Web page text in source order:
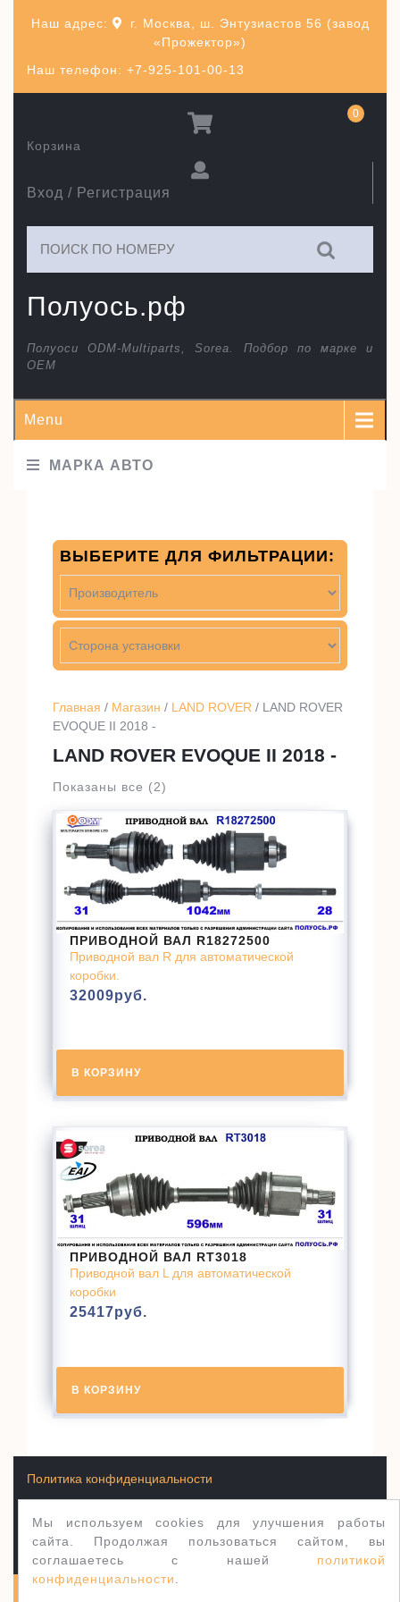
Наш телефон: +7-925-101-00-13
Наш адрес:
г. Москва, ш. Энтузиастов 56 (завод
«Прожектор»)
Полуось.рф
Полуоси ODM-Multiparts, Sorea. Подбор по марке и
ОЕМ
Вход / Регистрация
Корзина
0
Menu
МАРКА АВТО
Главная / Магазин / LAND ROVER / LAND ROVER
EVOQUE II 2018 -
LAND ROVER EVOQUE II 2018 -
Показаны все (2)
ПРИВОДНОЙ ВАЛ R18272500
Приводной вал R для автоматической
коробки.
32009руб.
В КОРЗИНУ
ПРИВОДНОЙ ВАЛ RT3018
Приводной вал L для автоматической
коробки
25417руб.
В КОРЗИНУ
ВЫБЕРИТЕ ДЛЯ ФИЛЬТРАЦИИ:
Мы используем cookies для улучшения работы
сайта. Продолжая пользоваться сайтом, вы
соглашаетесь с нашей политикой
конфиденциальности
Условия продажи товаров
Политика конфиденциальности